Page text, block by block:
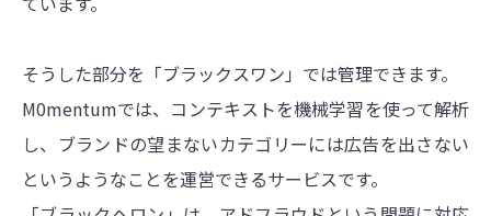
そうした部分を「ブラックスワン」では管理できます。
M0mentumでは、コンテキストを機械学習を使って解析
し、ブランドの望まないカテゴリーには広告を出さない
というようなことを運営できるサービスです。